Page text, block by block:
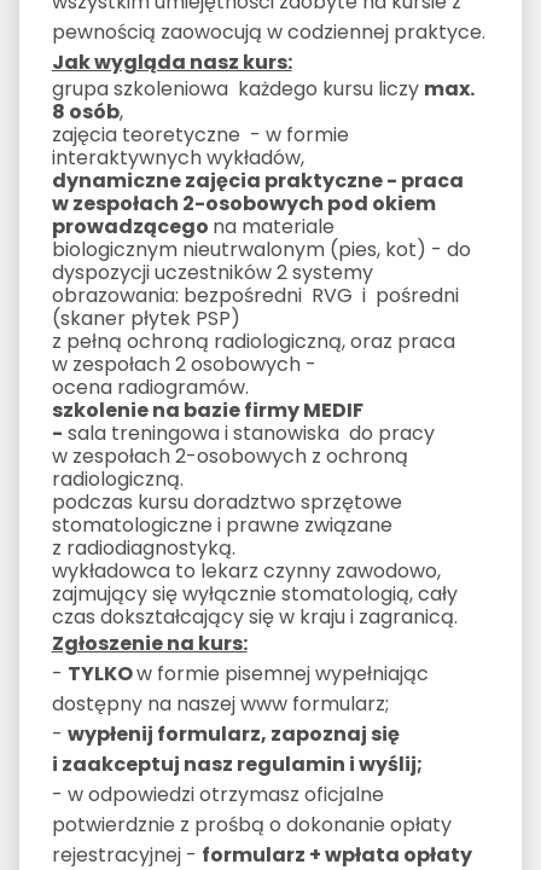
pewnością zaowocują w codziennej praktyce.
Jak wygląda nasz kurs:
grupa szkoleniowa każdego kursu liczy max.
8 osób,
zajęcia teoretyczne - w formie
interaktywnych wykładów,
dynamiczne zajęcia praktyczne - praca
w zespołach 2-osobowych pod okiem
prowadzącego na materiale
biologicznym nieutrwalonym (pies, kot) - do
dyspozycji uczestników 2 systemy
obrazowania: bezpośredni RVG i pośredni
(skaner płytek PSP)
z pełną ochroną radiologiczną, oraz praca
w zespołach 2 osobowych -
ocena radiogramów.
szkolenie na bazie firmy MEDIF
- sala treningowa i stanowiska do pracy
w zespołach 2-osobowych z ochroną
radiologiczną.
podczas kursu doradztwo sprzętowe
stomatologiczne i prawne związane
z radiodiagnostyką.
wykładowca to lekarz czynny zawodowo,
zajmujący się wyłącznie stomatologią, cały
czas dokształcający się w kraju i zagranicą.
Zgłoszenie na kurs:
- TYLKOw formie pisemnej wypełniając
dostępny na naszej www formularz;
- wypłenij formularz, zapoznaj się
i zaakceptuj nasz regulamin i wyślij;
- w odpowiedzi otrzymasz oficjalne
potwierdznie z prośbą o dokonanie opłaty
rejestracyjnej - formularz + wpłata opłaty